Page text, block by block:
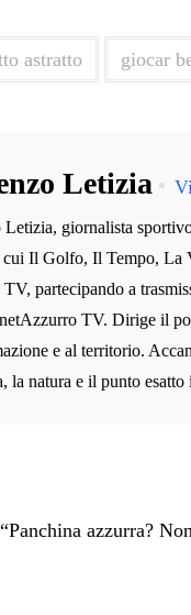
astratto giocar
Letizia
giornalista
Il Golfo, Il Tempo, La
partecipando a
TV. Dirige il
e al territorio.
la natura e il punto
azzurra?